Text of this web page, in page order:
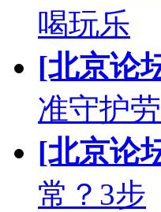
喝玩乐
[北京论
准守护劳
[北京论
常？3步